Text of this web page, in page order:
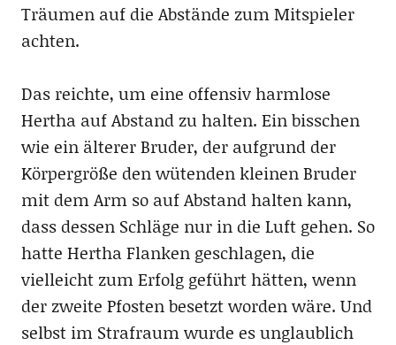
Träumen auf die Abstände zum Mitspieler
achten.
Das reichte, um eine offensiv harmlose
Hertha auf Abstand zu halten. Ein bisschen
wie ein älterer Bruder, der aufgrund der
Körpergröße den wütenden kleinen Bruder
mit dem Arm so auf Abstand halten kann,
dass dessen Schläge nur in die Luft gehen. So
hatte Hertha Flanken geschlagen, die
vielleicht zum Erfolg geführt hätten, wenn
der zweite Pfosten besetzt worden wäre. Und
selbst im Strafraum wurde es unglaublich